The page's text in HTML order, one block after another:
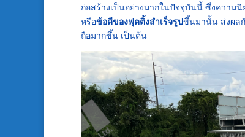
ก่อสร้างเป็นอย่างมากในปัจจุบันนี้ ซึ่งความ
หรือข้อดีของฟุตติ้งสำเร็จรูปขึ้นมานั้น ส่งผล
ถือมากขึ้น เป็นต้น